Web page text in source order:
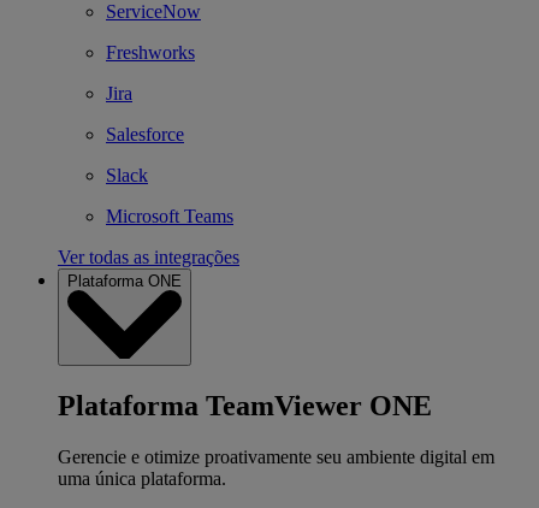
ServiceNow
Freshworks
Jira
Salesforce
Slack
Microsoft Teams
Ver todas as integrações
Plataforma ONE
Plataforma TeamViewer ONE
Gerencie e otimize proativamente seu ambiente digital em
uma única plataforma.